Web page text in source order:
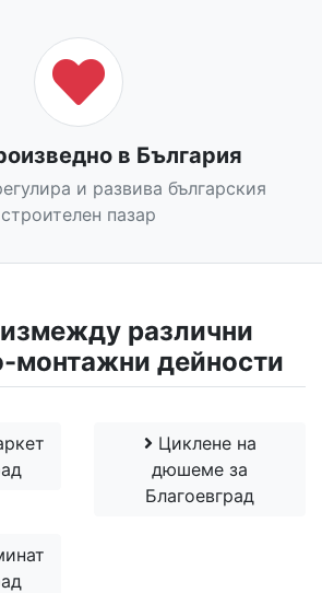
в България
и развива българския
строителен пазар
различни
монтажни дейности
Циклене на
дюшеме за
Благоевград